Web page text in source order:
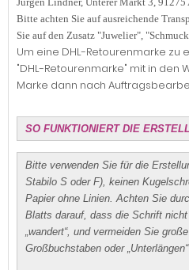
Bitte achten Sie auf ausreichende
Sie auf den Zusatz "Juwelier",
Um eine DHL-Retourenmarke zu
"DHL-Retourenmarke" mit in den
Marke dann nach
SO FUNKTIONIERT DIE
Bitte verwenden Sie für die
Stabilo S oder F), keinen
Papier​ ohne Linien​. Achten Sie
Blatts darauf, dass die Schrift
„wandert“, und vermeiden Sie
Großbuchstaben oder